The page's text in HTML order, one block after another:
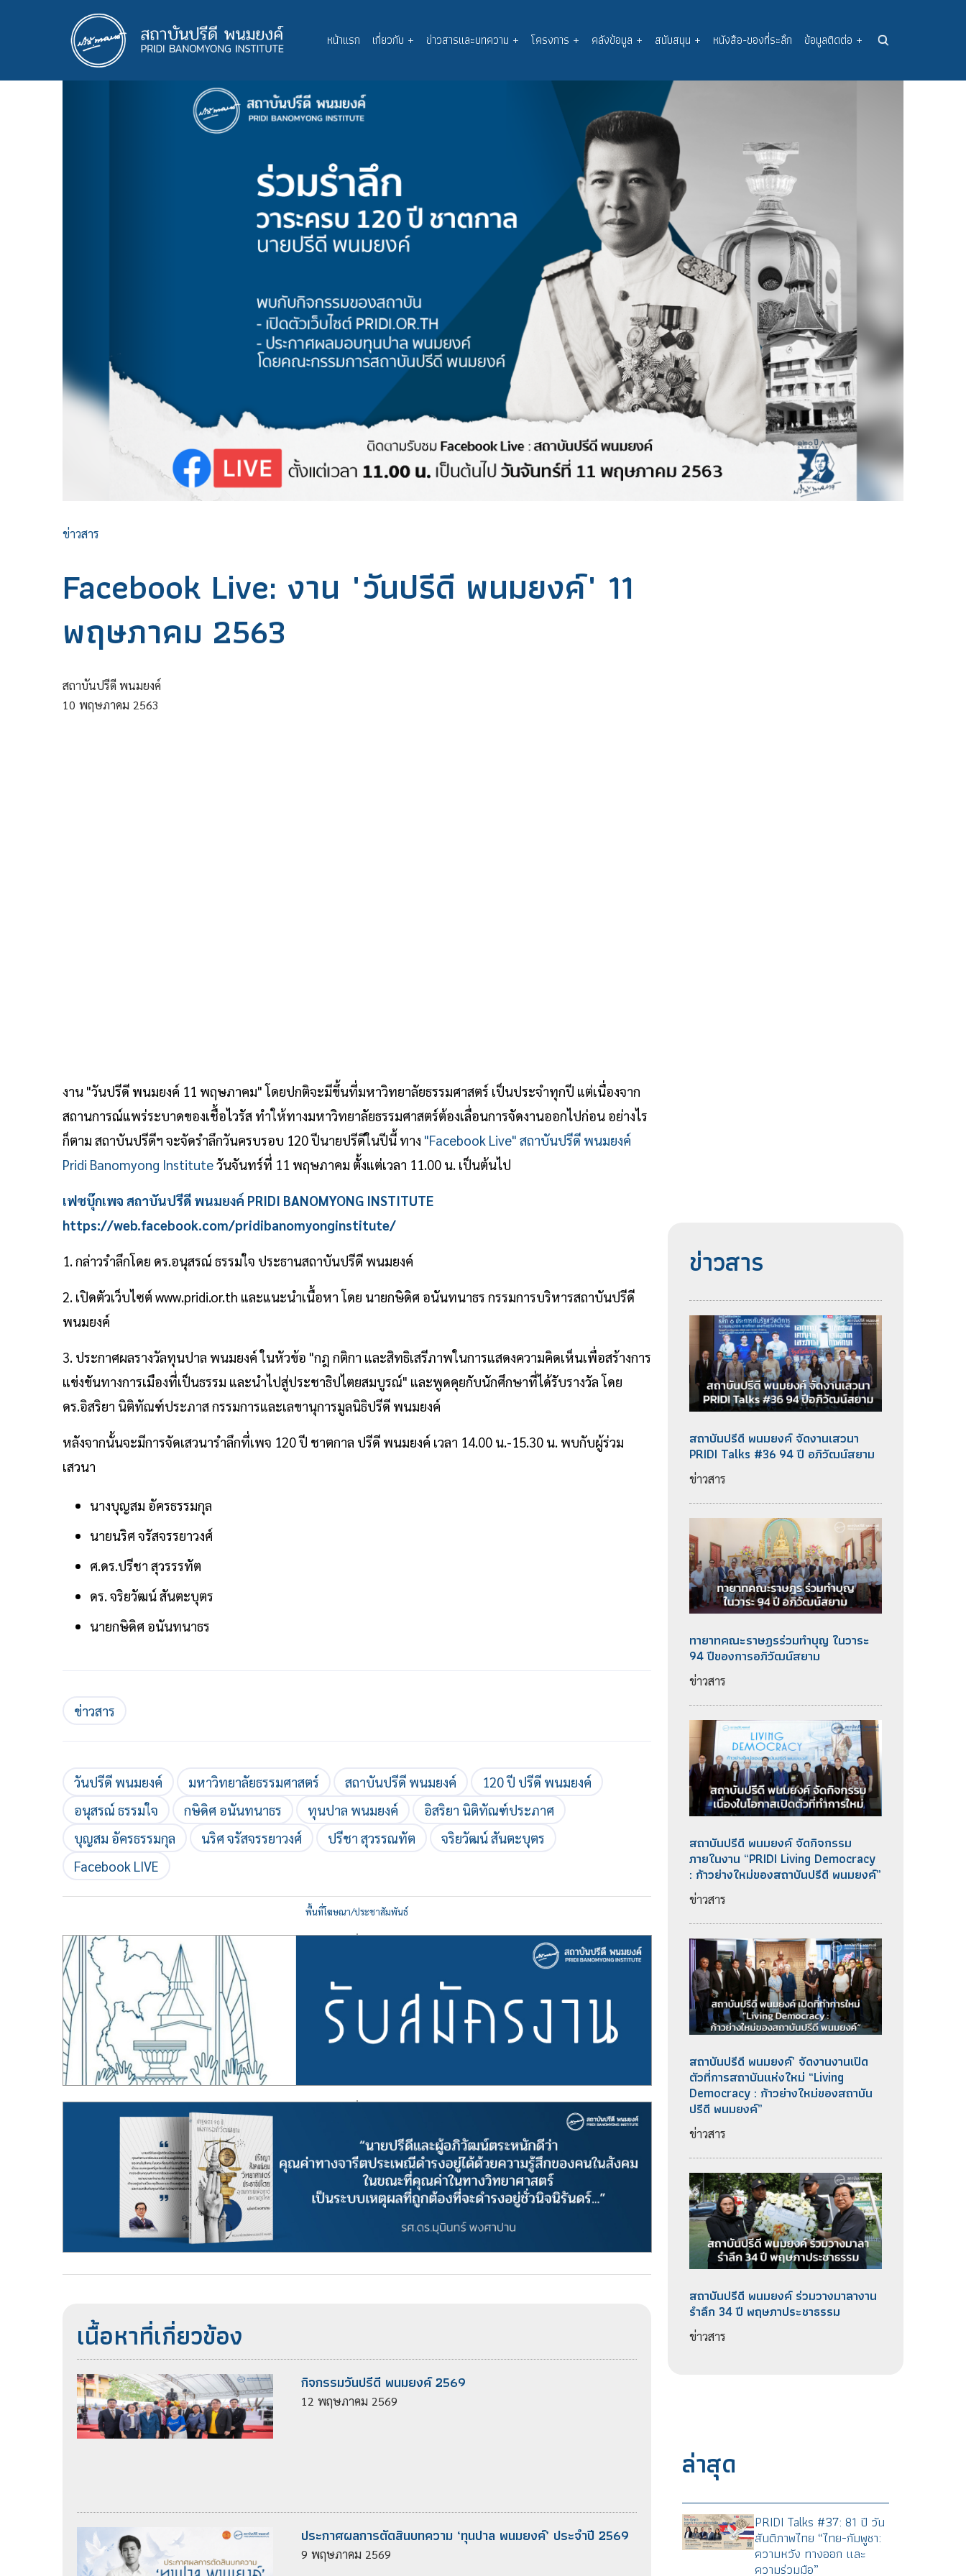
Main
navigation
หน้าแรก เกี่ยวกับ + ข่าวสารและบทความ + โครงการ + คลังข้อมูล + สนับสนุน + หนังสือ-ของที่ระลึก ข้อมูลติดต่อ +
ข่าวสาร
Facebook Live: งาน "วันปรีดี พนมยงค์" 11
พฤษภาคม 2563
สถาบันปรีดี พนมยงค์
10 พฤษภาคม 2563
งาน "วันปรีดี พนมยงค์ 11 พฤษภาคม" โดยปกติจะมีขึ้นที่มหาวิทยาลัยธรรมศาสตร์ เป็นประจำทุกปี แต่เนื่องจาก
สถานการณ์แพร่ระบาดของเชื้อไวรัส ทำให้ทางมหาวิทยาลัยธรรมศาสตร์ต้องเลื่อนการจัดงานออกไปก่อน อย่างไร
ก็ตาม สถาบันปรีดีฯ จะจัดรำลึกวันครบรอบ 120 ปีนายปรีดีในปีนี้ ทาง "Facebook Live" สถาบันปรีดี พนมยงค์
Pridi Banomyong Instituteวันจันทร์ที่ 11 พฤษภาคม ตั้งแต่เวลา 11.00 น. เป็นต้นไป
เฟซบุ๊กเพจ สถาบันปรีดี พนมยงค์ PRIDI BANOMYONG INSTITUTE
https://web.facebook.com/pridibanomyonginstitute/
1. กล่าวรำลึกโดย ดร.อนุสรณ์ ธรรมใจ ประธานสถาบันปรีดี พนมยงค์
2. เปิดตัวเว็บไซต์ www.pridi.or.th และแนะนำเนื้อหา โดย นายกษิดิศ อนันทนาธร กรรมการบริหารสถาบันปรีดี
พนมยงค์
3. ประกาศผลรางวัลทุนปาล พนมยงค์ ในหัวข้อ "กฎ กติกา และสิทธิเสรีภาพในการแสดงความคิดเห็นเพื่อสร้างการ
แข่งขันทางการเมืองที่เป็นธรรม และนำไปสู่ประชาธิปไตยสมบูรณ์" และพูดคุยกับนักศึกษาที่ได้รับรางวัล โดย
ดร.อิสริยา นิติทัณฑ์ประภาส กรรมการและเลขานุการมูลนิธิปรีดี พนมยงค์
หลังจากนั้นจะมีการจัดเสวนารำลึกที่เพจ 120 ปี ชาตกาล ปรีดี พนมยงค์ เวลา 14.00 น.-15.30 น. พบกับผู้ร่วม
เสวนา
นางบุญสม อัครธรรมกุล
นายนริศ จรัสจรรยาวงศ์
ศ.ดร.ปรีชา สุวรรรทัต
ดร. จริยวัฒน์ สันตะบุตร
นายกษิดิศ อนันทนาธร
ข่าวสาร
วันปรีดี พนมยงค์ มหาวิทยาลัยธรรมศาสตร์ สถาบันปรีดี พนมยงค์
120 ปี ปรีดี พนมยงค์
อนุสรณ์ ธรรมใจ
กษิดิศ อนันทนาธร ทุนปาล พนมยงค์
อิสริยา นิติทัณฑ์ประภาศ
บุญสม อัครธรรมกุล
นริศ จรัสจรรยาวงศ์ ปรีชา สุวรรณทัต
จริยวัฒน์ สันตะบุตร
Facebook LIVE
พื้นที่โฆษณา/ประชาสัมพันธ์
เนื้อหาที่เกี่ยวข้อง
กิจกรรมวันปรีดี พนมยงค์ 2569
12 พฤษภาคม 2569
ประกาศผลการตัดสินบทความ ‘ทุนปาล พนมยงค์’ ประจำปี 2569
9 พฤษภาคม 2569
ข่าวสาร
สถาบันปรีดี พนมยงค์ จัดงานเสวนา
PRIDI Talks #36 94 ปี อภิวัฒน์สยาม
ข่าวสาร
ทายาทคณะราษฎรร่วมทำบุญ ในวาระ
94 ปีของการอภิวัฒน์สยาม
ข่าวสาร
สถาบันปรีดี พนมยงค์ จัดกิจกรรม
ภายในงาน “PRIDI Living Democracy
: ก้าวย่างใหม่ของสถาบันปรีดี พนมยงค์”
ข่าวสาร
สถาบันปรีดี พนมยงค์’ จัดงานงานเปิด
ตัวที่การสถาบันแห่งใหม่ “Living
Democracy : ก้าวย่างใหม่ของสถาบัน
ปรีดี พนมยงค์”
ข่าวสาร
สถาบันปรีดี​ พนม​ยงค์ ร่วมวางมาลางาน​
รำลึก 34 ปี พฤษภา​ประชา​ธรรม​
ข่าวสาร
ล่าสุด
PRIDI Talks #37: 81 ปี วัน
สันติภาพไทย “ไทย-กัมพูชา:
ความหวัง ทางออก และ
ความร่วมมือ”